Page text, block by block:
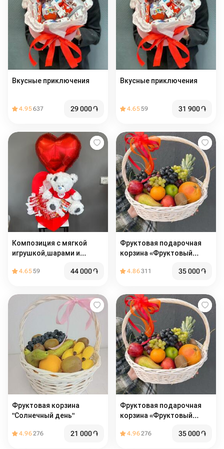
Вкусные приключения
4.95637 29 000֏
Вкусные приключения
4.6559 31 900֏
Композиция с мягкой
игрушкой,шарами и
4.6559 44 000֏
Фруктовая подарочная
корзина «Фруктовый
4.86311 35 000֏
Фруктовая корзина
"Солнечный день"
4.96276 21 000֏
Фруктовая подарочная
корзина «Фруктовый
4.96276 35 000֏